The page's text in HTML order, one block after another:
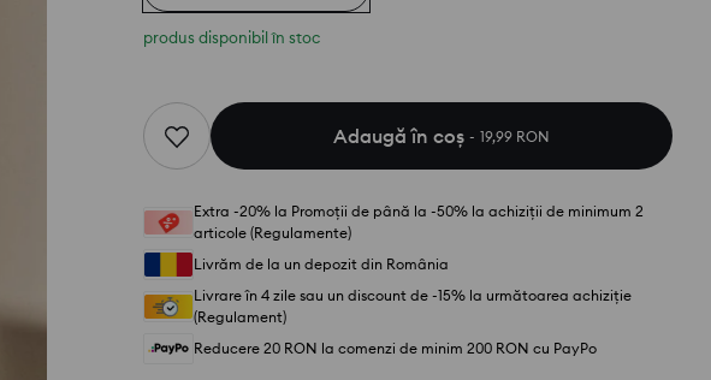
produs disponibil în stoc
Adaugă în coş 19,99 RON
Extra -20% la Promoții de până la -50% la achiziții de minimum 2
articole (Regulamente)
Livrăm de la un depozit din România
Livrare în 4 zile sau un discount de -15% la următoarea achiziție
(Regulament)
Reducere 20 RON la comenzi de minim 200 RON cu PayPo